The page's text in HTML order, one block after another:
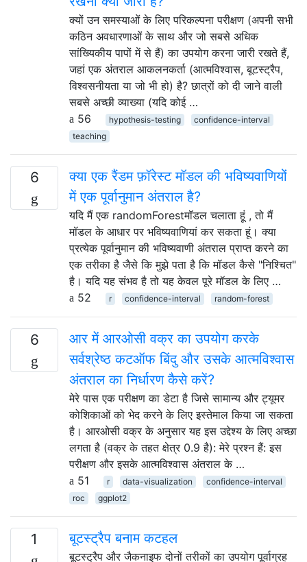
क्यों उन समस्याओं के लिए परिकल्पना परीक्षण (अपनी सभी
कठिन अवधारणाओं के साथ और जो सबसे अधिक
सांख्यिकीय पापों में से हैं) का उपयोग करना जारी रखते हैं,
जहां एक अंतराल आकलनकर्ता (आत्मविश्वास, बूटस्ट्रैप,
विश्वसनीयता या जो भी हो) है? छात्रों को दी जाने वाली
सबसे अच्छी व्याख्या (यदि कोई …
56
hypothesis-testing
confidence-interval
teaching
6
क्या एक रैंडम फ़ॉरेस्ट मॉडल की भविष्यवाणियों
में एक पूर्वानुमान अंतराल है?
यदि मैं एक randomForestमॉडल चलाता हूं , तो मैं
मॉडल के आधार पर भविष्यवाणियां कर सकता हूं। क्या
प्रत्येक पूर्वानुमान की भविष्यवाणी अंतराल प्राप्त करने का
एक तरीका है जैसे कि मुझे पता है कि मॉडल कैसे "निश्चित"
है। यदि यह संभव है तो यह केवल पूरे मॉडल के लिए …
52
r confidence-interval random-forest
6
आर में आरओसी वक्र का उपयोग करके
सर्वश्रेष्ठ कटऑफ बिंदु और उसके आत्मविश्वास
अंतराल का निर्धारण कैसे करें?
मेरे पास एक परीक्षण का डेटा है जिसे सामान्य और ट्यूमर
कोशिकाओं को भेद करने के लिए इस्तेमाल किया जा सकता
है। आरओसी वक्र के अनुसार यह इस उद्देश्य के लिए अच्छा
लगता है (वक्र के तहत क्षेत्र 0.9 है): मेरे प्रश्न हैं: इस
परीक्षण और इसके आत्मविश्वास अंतराल के …
51
r data-visualization
confidence-interval
roc
ggplot2
1 बूटस्ट्रैप बनाम कटहल
बूटस्ट्रैप और जैकनाइफ दोनों तरीकों का उपयोग पूर्वाग्रह